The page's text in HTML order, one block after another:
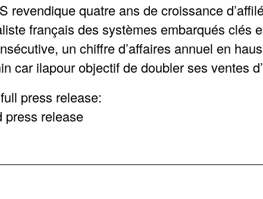
revendique quatre ans de croissance
français des systèmes embarqués clés
un chiffre d’affaires annuel en
car ilapour objectif de doubler ses ventes
press release:
press release